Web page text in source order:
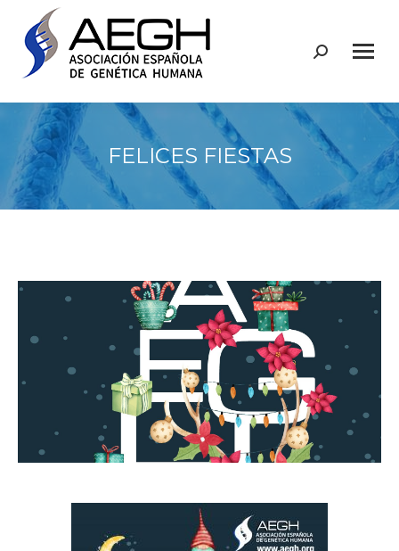
Buscar:
FELICES FIESTAS